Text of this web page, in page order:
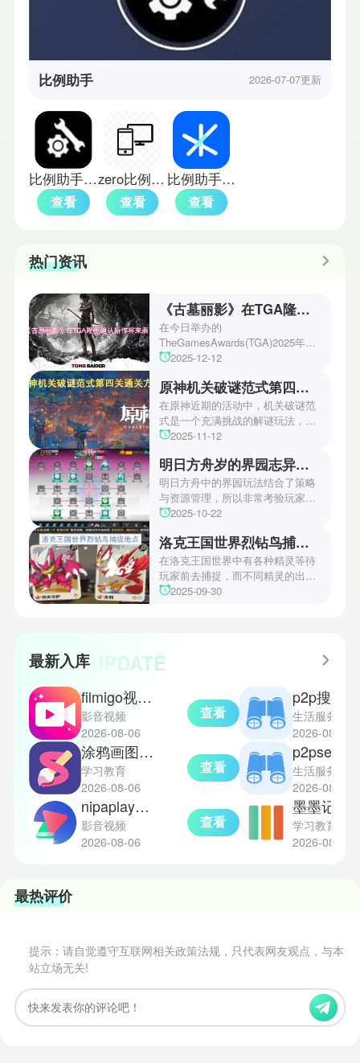
比例助手 2026-07-07更新
比例助手平板视野
查看
zero比例助手
查看
比例助手修改器
查看
热门资讯
《古墓丽影》在TGA隆重确认新作将来袭！
在今日举办的
TheGamesAwards(TGA)2025年度
游戏颁奖典礼中，古墓丽影系列公
场资讯让众多玩家们都非常期待！
本次官方也宣布游戏将于2027年登
陆PS5、Xbox以及PC平台！有兴
趣的玩家们可以继续留守鲶鱼网！
2025-12-12
原神机关破谜范式第四关通关方法
在原神近期的活动中，机关破谜范
式是一个充满挑战的解谜玩法，其
中第四关是许多玩家遇到困难的地
机关破谜范式第四关通关方法，助
玩家们能够顺利通关！有兴趣的玩
家们快来一起看看吧！
2025-11-12
明日方舟岁的界园志异攻略
明日方舟中的界园玩法结合了策略
与资源管理，所以非常考验玩家的
操作和规划能力。游戏里拥有先
丰富多样的角色体系足以满足不同
战术需求。电表倒转是界园中的核
心挑战之一，玩家需合理利用通宝
和特殊钱币进行资源转换。明日方
乐趣和探索深度，丰富了玩家的游
2025-10-22
洛克王国世界烈钻鸟捕捉地点
在洛克王国世界中有各种精灵等待
玩家前去捕捉，而不同精灵的出现
地点和捕捉方式也各不相同。有少
2025-09-30
最新入库UPDATE
filmigo视频剪辑
影音视频
2026-08-06
查看
涂鸦画图免费版
学习教育
2026-08-06
查看
nipaplay播放器
影音视频
2026-08-06
查看
生活服务
2026-08-06
生活服务
2026-08-06
学习教育
2026-08-06
最热评价
提示：请自觉遵守互联网相关政策法规，只代表网友观点，与本
站立场无关!